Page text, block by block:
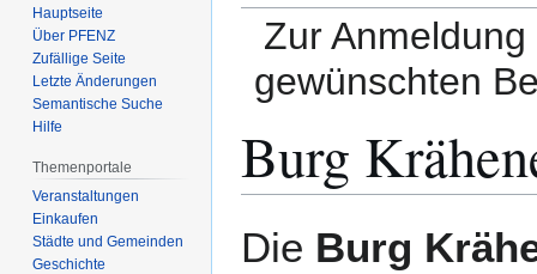
Zur
gewünschten
Burg
Navigation
Suche
Die Burg
Hauptseite
Über PFENZ
Zufällige Seite
Letzte Änderungen
Semantische Suche
Hilfe
Themenportale
Veranstaltungen
Einkaufen
Städte und Gemeinden
Geschichte